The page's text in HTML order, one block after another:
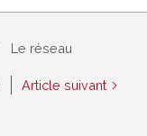
Le réseau
Article suivant